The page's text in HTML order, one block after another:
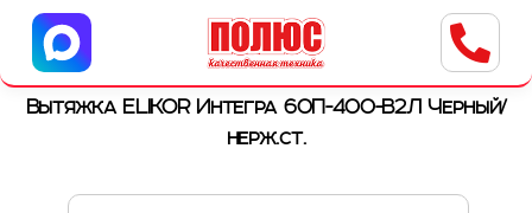
Центр бытовой техники
г. Ульяновск, ул. Пушкарева, 8a
Вытяжка ELIKOR Интегра 60П-400-В2Л Черный/
нерж.ст.